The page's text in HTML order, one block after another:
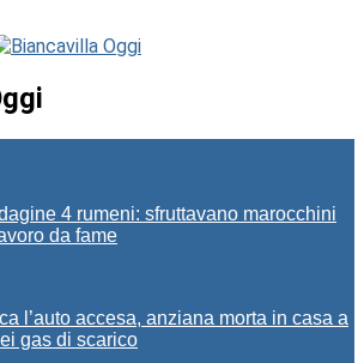
4 rumeni: sfruttavano marocchini
da fame
l’auto accesa, anziana morta in casa a
gas di scarico